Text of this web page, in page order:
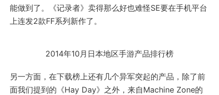
能做到了。《记录者》卖得那么好也难怪SE要在手机平台
上连发2款FF系列新作了。
2014年10月日本地区手游产品排行榜
另一方面，在下载榜上还有几个异军突起的产品，除了前
面我们提到的《Hay Day》之外，来自Machine Zone的